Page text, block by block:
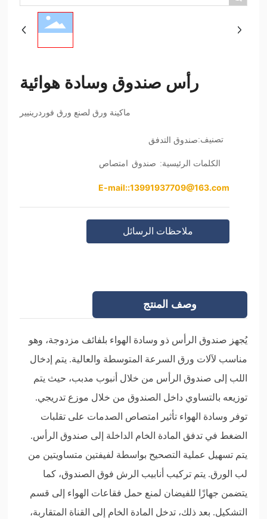
رأس صندوق وسادة هوائية
ماكينة ورق لصنع ورق فوردرينيير
تصنيف:صندوق التدفق
الكلمات الرئيسية: صندوق امتصاص
E-mail::13991937709@163.com
ملاحظات الرسائل
وصف المنتج
يُجهز صندوق الرأس ذو وسادة الهواء بلفائف مزدوجة، وهو
مناسب لآلات ورق السرعة المتوسطة والعالية. يتم إدخال
اللب إلى صندوق الرأس من خلال أنبوب مدبب، حيث يتم
توزيعه بالتساوي داخل الصندوق من خلال موزع تدريجي.
توفر وسادة الهواء تأثير امتصاص الصدمات على تقلبات
الضغط في تدفق المادة الخام الداخلة إلى صندوق الرأس.
يتم تسهيل عملية التصحيح بواسطة لفيفتين متساويتين من
لب الورق. يتم تركيب أنابيب الرش فوق الصندوق، كما
يتضمن جهازًا للفيضان لمنع حمل فقاعات الهواء إلى قسم
التشكيل. بعد ذلك، تدخل المادة الخام إلى القناة المتقاربة،